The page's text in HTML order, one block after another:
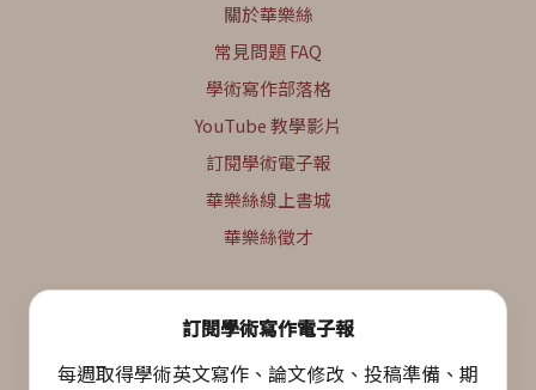
關於華樂絲
常見問題 FAQ
學術寫作部落格
YouTube 教學影片
訂閱學術電子報
華樂絲線上書城
華樂絲徵才
訂閱學術寫作電子報
每週取得學術英文寫作、論文修改、投稿準備、期